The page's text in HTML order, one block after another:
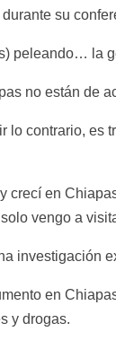
su
peleando… la
no están de
lo contrario, es
crecí en
vengo a
investigación
en
y drogas.